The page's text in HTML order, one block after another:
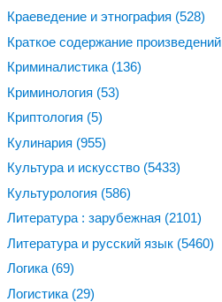
Краеведение и этнография (528)
Краткое содержание произведений
Криминалистика (136)
Криминология (53)
Криптология (5)
Кулинария (955)
Культура и искусство (5433)
Культурология (586)
Литература : зарубежная (2101)
Литература и русский язык (5460)
Логика (69)
Логистика (29)